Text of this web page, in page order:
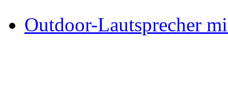
Outdoor-Lautsprecher